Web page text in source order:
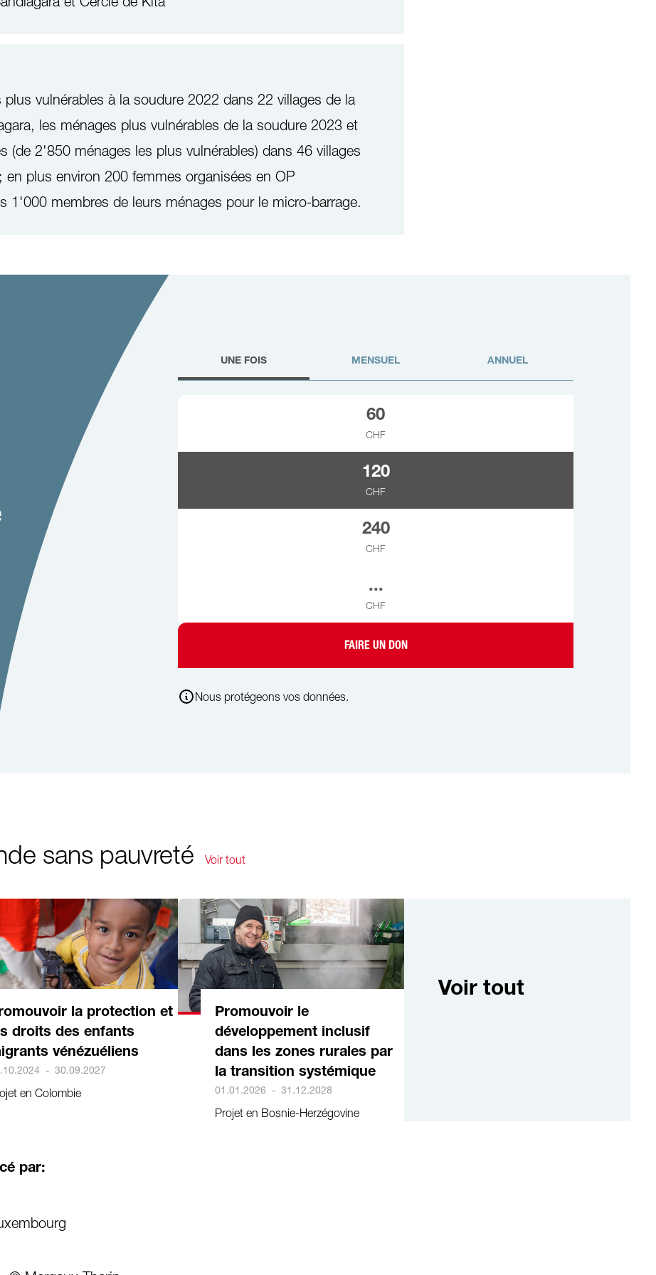
vulnérables à la soudure 2022 dans 22 villages de la
les ménages plus vulnérables de la soudure 2023 et
(de 2'850 ménages les plus vulnérables) dans 46 villages
en plus environ 200 femmes organisées en OP
1'000 membres de leurs ménages pour le micro-barrage.
UNE FOIS MENSUEL ANNUEL
60
CHF
120
CHF
240
CHF
...
CHF
FAIRE UN DON
Nous protégeons vos données.
sans pauvreté Voir tout
la protection et
droits des enfants
vénézuéliens
- 30.09.2027
en Colombie
Promouvoir le
développement inclusif
dans les zones rurales par
la transition systémique
01.01.2026 - 31.12.2028
Projet en Bosnie-Herzégovine
Voir tout
par: